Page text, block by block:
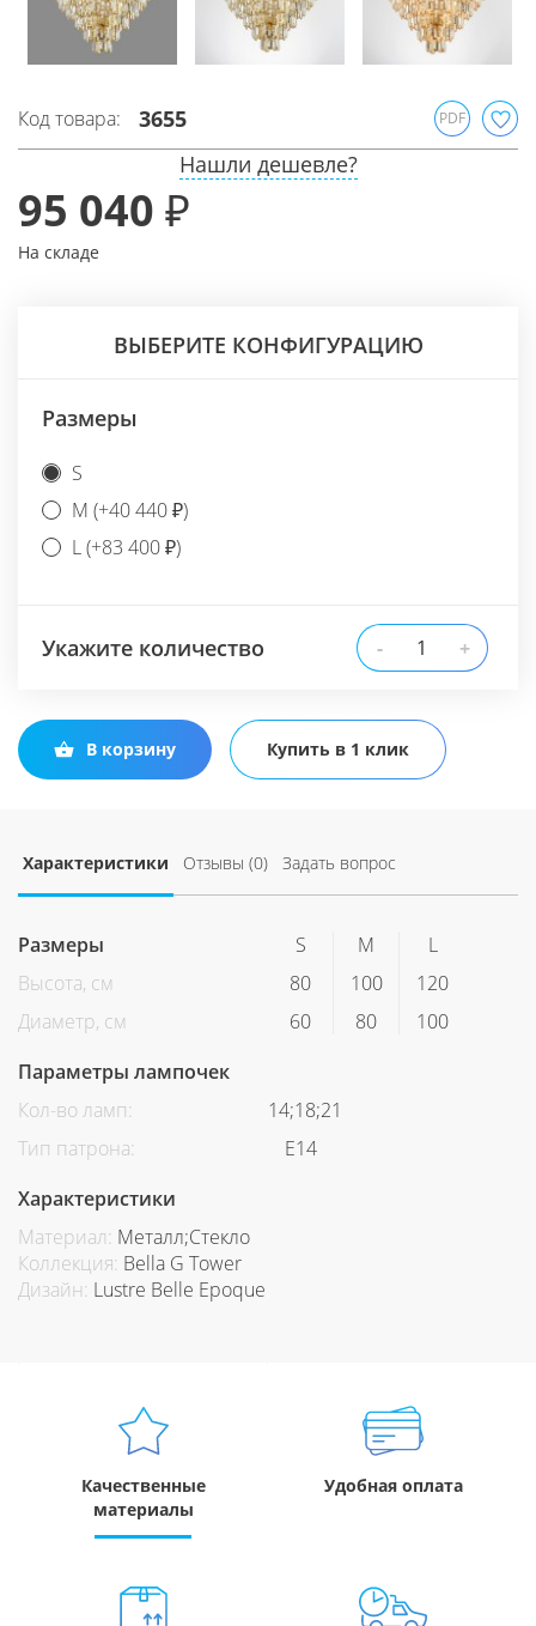
Код товара: 3655 PDF
95 040 ₽
На складе
Нашли дешевле?
ВЫБЕРИТЕ КОНФИГУРАЦИЮ
Размеры
S
M (+40 440 ₽)
L (+83 400 ₽)
Укажите количество - +
В корзину Купить в 1 клик
Характеристики Отзывы (0) Задать вопрос
Размеры S M
L
Высота, см
80 100
120
Диаметр, см
60 80
100
Параметры лампочек
Кол-во ламп:
14;18;21
Тип патрона:
Е14
Характеристики
Материал: Металл;Стекло
Коллекция: Bella G Tower
Дизайн: Lustre Belle Epoque
Качественные
материалы
Удобная оплата